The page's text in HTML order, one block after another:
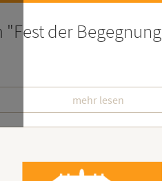
2026 – Der
mehr lesen